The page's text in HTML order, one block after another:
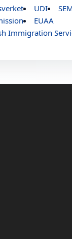
UDI
EUAA
Immigration